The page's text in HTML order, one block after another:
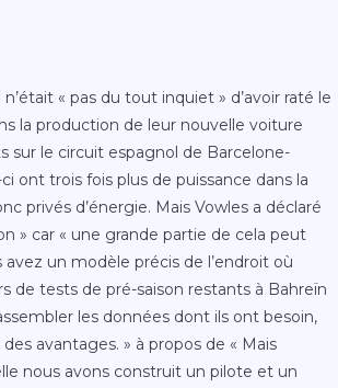
« pas du tout inquiet » d’avoir raté le
la production de leur nouvelle voiture
sur le circuit espagnol de Barcelone-
ont trois fois plus de puissance dans la
privés d’énergie. Mais Vowles a déclaré
» car « une grande partie de cela peut
un modèle précis de l’endroit où
de tests de pré-saison restants à Bahreïn
les données dont ils ont besoin,
avantages. » à propos de « Mais
nous avons construit un pilote et un